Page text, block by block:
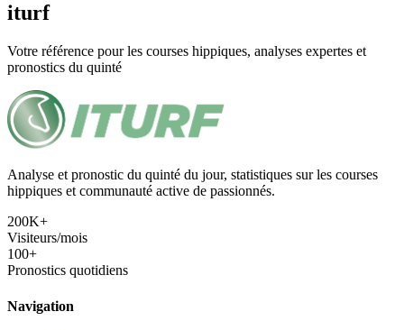
iturf
Votre référence pour les courses hippiques, analyses expertes et
pronostics du quinté
Analyse et pronostic du quinté du jour, statistiques sur les courses
hippiques et communauté active de passionnés.
200K+
Visiteurs/mois
100+
Pronostics quotidiens
Navigation